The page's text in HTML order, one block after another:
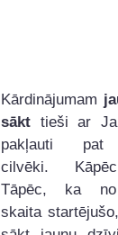
Kārdinājumam
sākt tieši ar
pakļauti pat
cilvēki.
Tāpēc, ka
skaita